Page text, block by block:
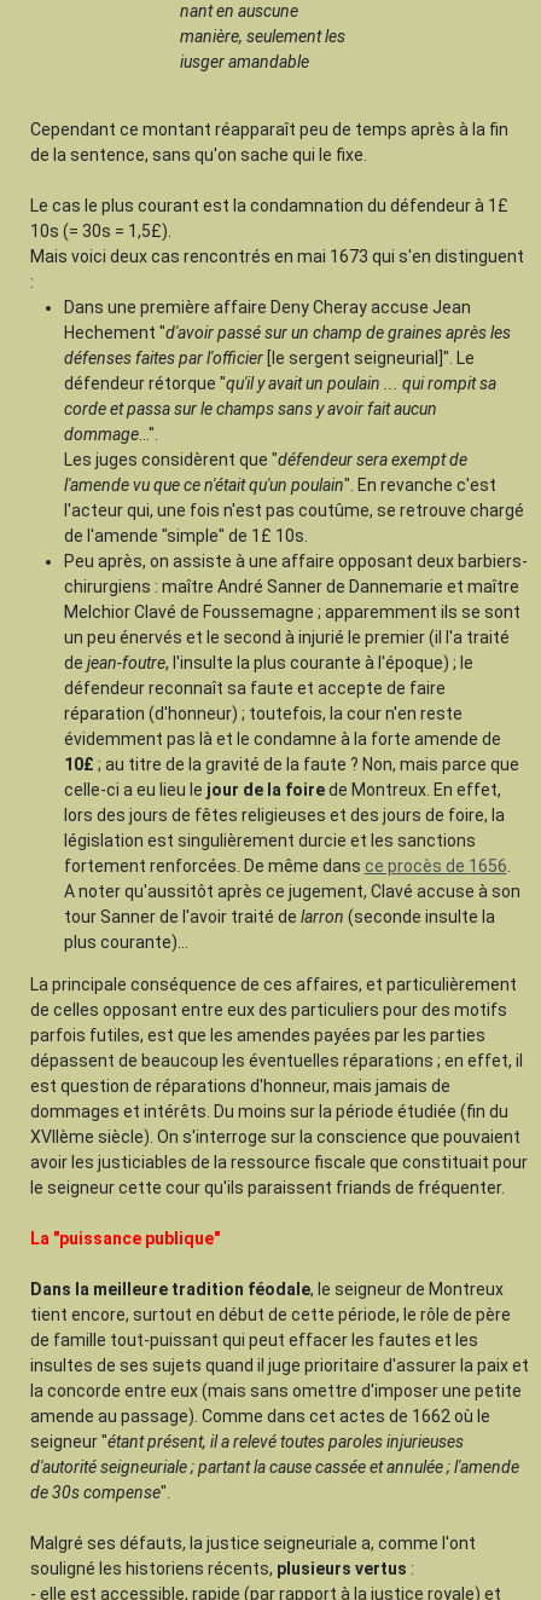
nant en auscune
manière, seulement les
iusger amandable
Cependant ce montant réapparaît peu de temps après à la fin
de la sentence, sans qu'on sache qui le fixe.
Le cas le plus courant est la condamnation du défendeur à 1£
10s (= 30s = 1,5£).
Mais voici deux cas rencontrés en mai 1673 qui s'en distinguent
:
Dans une première affaire Deny Cheray accuse Jean
Hechement "d'avoir passé sur un champ de graines après les
défenses faites par l'officier
[le sergent seigneurial]". Le
défendeur rétorque "qu'il y avait un poulain ... qui rompit sa
corde et passa sur le champs sans y avoir fait aucun
dommage...".
Les juges considèrent que "défendeur sera exempt de
l'amende vu que ce n'était qu'un poulain". En revanche c'est
l'acteur qui, une fois n'est pas coutûme, se retrouve chargé
de l'amende "simple" de 1£ 10s.
Peu après, on assiste à une affaire opposant deux barbiers-
chirurgiens : maître André Sanner de Dannemarie et maître
Melchior Clavé de Foussemagne ; apparemment ils se sont
un peu énervés et le second à injurié le premier (il l'a traité
de jean-foutre, l'insulte la plus courante à l'époque) ; le
défendeur reconnaît sa faute et accepte de faire
réparation (d'honneur) ; toutefois, la cour n'en reste
évidemment pas là et le condamne à la forte amende de
10£ ; au titre de la gravité de la faute ? Non, mais parce que
celle-ci a eu lieu le jour de la foirede Montreux. En effet,
lors des jours de fêtes religieuses et des jours de foire, la
législation est singulièrement durcie et les sanctions
fortement renforcées. De même dans ce procès de 1656
A noter qu'aussitôt après ce jugement, Clavé accuse à son
tour Sanner de l'avoir traité de larron (seconde insulte la
plus courante)...
La principale conséquence de ces affaires, et particulièrement
de celles opposant entre eux des particuliers pour des motifs
parfois futiles, est que les amendes payées par les parties
dépassent de beaucoup les éventuelles réparations ; en effet, il
est question de réparations d'honneur, mais jamais de
dommages et intérêts. Du moins sur la période étudiée (fin du
XVIIème siècle). On s'interroge sur la conscience que pouvaient
avoir les justiciables de la ressource fiscale que constituait pour
le seigneur cette cour qu'ils paraissent friands de fréquenter.
La "puissance publique"
Dans la meilleure tradition féodale, le seigneur de Montreux
tient encore, surtout en début de cette période, le rôle de père
de famille tout-puissant qui peut effacer les fautes et les
insultes de ses sujets quand il juge prioritaire d'assurer la paix et
la concorde entre eux (mais sans omettre d'imposer une petite
amende au passage). Comme dans cet actes de 1662 où le
seigneur "étant présent, il a relevé toutes paroles injurieuses
d'autorité seigneuriale ; partant la cause cassée et annulée ; l'amende
de 30s compense".
Malgré ses défauts, la justice seigneuriale a, comme l'ont
souligné les historiens récents, plusieurs vertus :
- elle est accessible, rapide (par rapport à la justice royale) et